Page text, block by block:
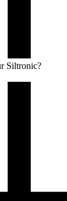
Siltronic?